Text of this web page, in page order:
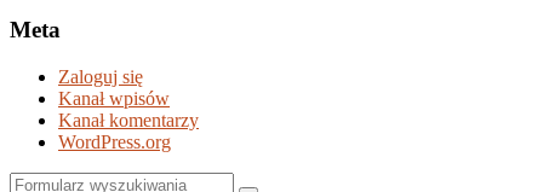
Meta
Zaloguj się
Kanał wpisów
Kanał komentarzy
WordPress.org